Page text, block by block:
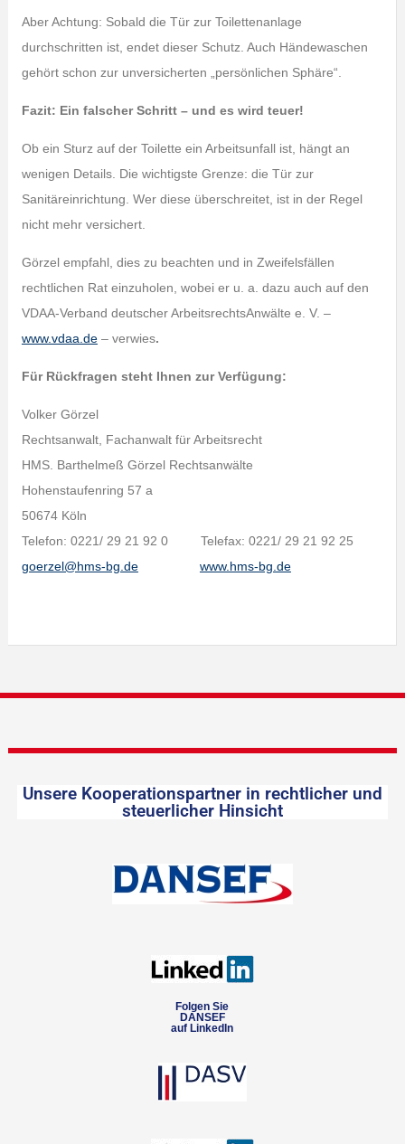
Aber Achtung: Sobald die Tür zur Toilettenanlage
durchschritten ist, endet dieser Schutz. Auch Händewaschen
gehört schon zur unversicherten „persönlichen Sphäre“.
Fazit: Ein falscher Schritt – und es wird teuer!
Ob ein Sturz auf der Toilette ein Arbeitsunfall ist, hängt an
wenigen Details. Die wichtigste Grenze: die Tür zur
Sanitäreinrichtung. Wer diese überschreitet, ist in der Regel
nicht mehr versichert.
Görzel empfahl, dies zu beachten und in Zweifelsfällen
rechtlichen Rat einzuholen, wobei er u. a. dazu auch auf den
VDAA-Verband deutscher ArbeitsrechtsAnwälte e. V. –
www.vdaa.de– verwies.
Für Rückfragen steht Ihnen zur Verfügung:
Volker Görzel
Rechtsanwalt, Fachanwalt für Arbeitsrecht
HMS. Barthelmeß Görzel Rechtsanwälte
Hohenstaufenring 57 a
50674 Köln
Telefon: 0221/ 29 21 92 0 Telefax: 0221/ 29 21 92 25
goerzel@hms-bg.de
www.hms-bg.de
Unsere Kooperationspartner in rechtlicher und
steuerlicher Hinsicht
Folgen Sie
DANSEF
auf LinkedIn